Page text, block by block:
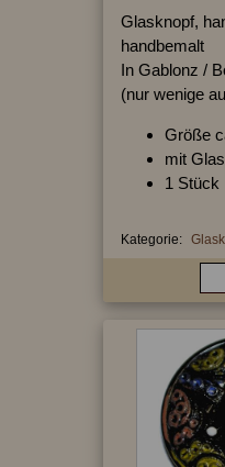
Glasknopf,
handbemalt
In Gablonz /
(nur wenige
Größe
mit
1 Stück
Kategorie: